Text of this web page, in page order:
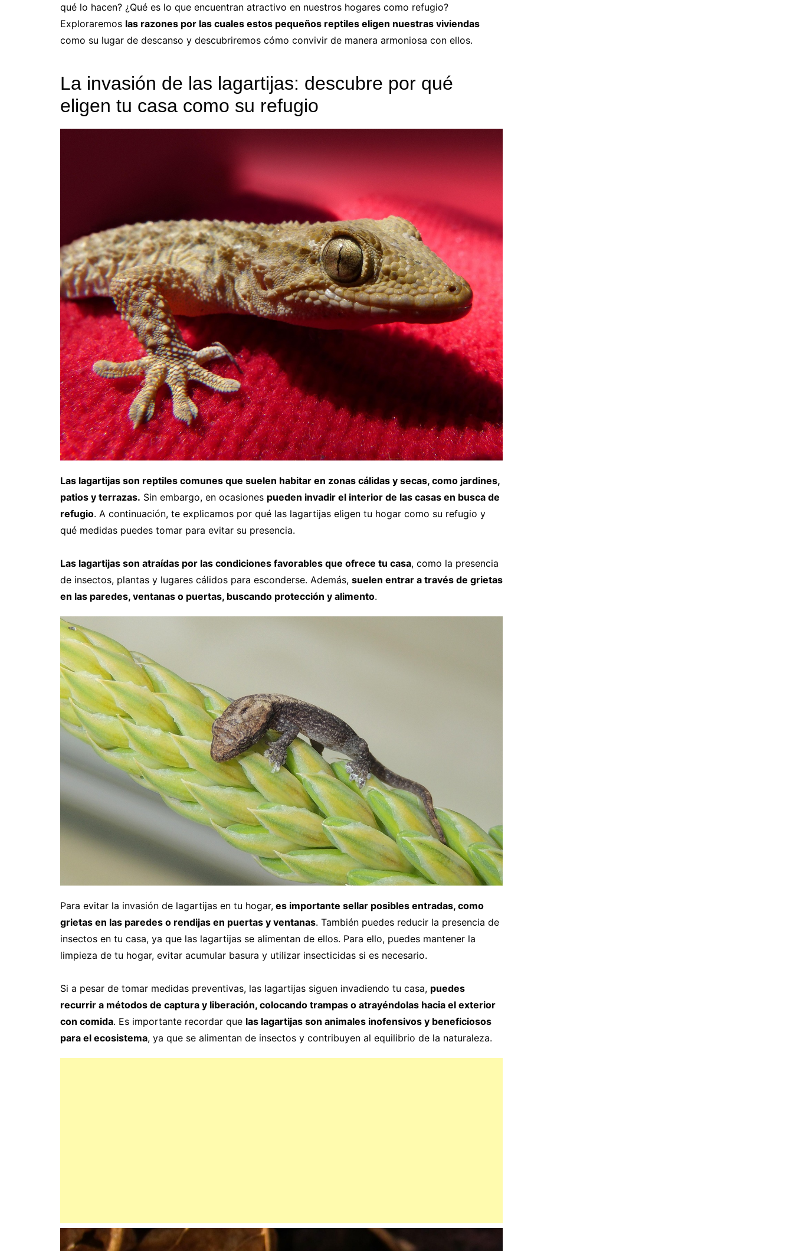
qué lo hacen? ¿Qué es lo que encuentran atractivo en nuestros hogares como refugio?
Exploraremos las razones por las cuales estos pequeños reptiles eligen nuestras viviendas
como su lugar de descanso y descubriremos cómo convivir de manera armoniosa con ellos.
La invasión de las lagartijas: descubre por qué
eligen tu casa como su refugio
Las lagartijas son reptiles comunes que suelen habitar en zonas cálidas y secas, como jardines,
patios y terrazas. Sin embargo, en ocasiones pueden invadir el interior de las casas en busca de
refugio. A continuación, te explicamos por qué las lagartijas eligen tu hogar como su refugio y
qué medidas puedes tomar para evitar su presencia.
Las lagartijas son atraídas por las condiciones favorables que ofrece tu casa, como la presencia
de insectos, plantas y lugares cálidos para esconderse. Además, suelen entrar a través de grietas
en las paredes, ventanas o puertas, buscando protección y alimento.
Para evitar la invasión de lagartijas en tu hogar, es importante sellar posibles entradas, como
grietas en las paredes o rendijas en puertas y ventanas. También puedes reducir la presencia de
insectos en tu casa, ya que las lagartijas se alimentan de ellos. Para ello, puedes mantener la
limpieza de tu hogar, evitar acumular basura y utilizar insecticidas si es necesario.
Si a pesar de tomar medidas preventivas, las lagartijas siguen invadiendo tu casa, puedes
recurrir a métodos de captura y liberación, colocando trampas o atrayéndolas hacia el exterior
con comida. Es importante recordar que las lagartijas son animales inofensivos y beneficiosos
para el ecosistema, ya que se alimentan de insectos y contribuyen al equilibrio de la naturaleza.